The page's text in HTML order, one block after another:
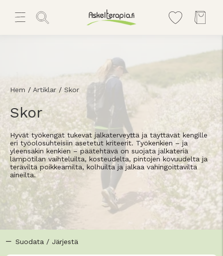
Hem / Artiklar / Skor
Skor
Hyvät työkengät tukevat jalkaterveyttä ja täyttävät kengille
eri työolosuhteisiin asetetut kriteerit. Työkenkien – ja
yleensäkin kenkien – päätehtävä on suojata jalkateriä
lämpötilan vaihteluilta, kosteudelta, pintojen kovuudelta ja
teräviltä poikkeamilta, kolhuilta ja jalkaa vahingoittavilta
aineilta.
Suodata / Järjestä